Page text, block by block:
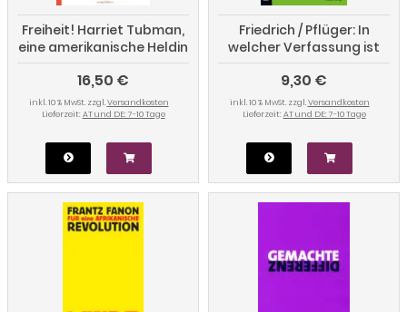
Freiheit! Harriet Tubman,
eine amerikanische Heldin
16,50 €
inkl. 10 % MwSt. zzgl.Versandkosten
Lieferzeit: AT und DE: 7-10 Tage
Friedrich / Pflüger: In
welcher Verfassung ist
Europa?
9,30 €
inkl. 10 % MwSt. zzgl.Versandkosten
Lieferzeit: AT und DE: 7-10 Tage